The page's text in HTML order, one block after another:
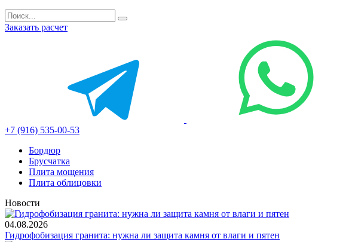
Заказать расчет
+7 (916) 535-00-53
Бордюр
Брусчатка
Плита мощения
Плита облицовки
Новости
04.08.2026
Гидрофобизация гранита: нужна ли защита камня от влаги и пятен